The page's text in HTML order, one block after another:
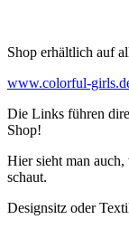
Shop erhältlich auf
www.colorful-
Die Links führen
Shop!
Hier sieht man
schaut.
Designsitz oder